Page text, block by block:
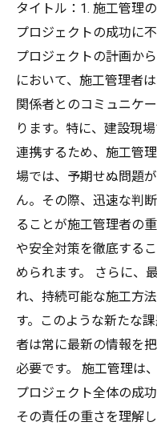
タイトル：1. 施工管理
プロジェクトの成功に
プロジェクトの計画か
において、施工管理者
関係者とのコミュニケ
ります。特に、建設現
連携するため、施工管
場では、予期せぬ問題
ん。その際、迅速な判
ることが施工管理者の
や安全対策を徹底する
められます。 さらに、
れ、持続可能な施工方
す。このような新たな
者は常に最新の情報を
必要です。 施工管理は
プロジェクト全体の成
その責任の重さを理解